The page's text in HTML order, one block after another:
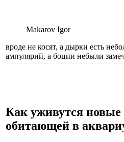
Makarov Igor
вроде не косят, а дырки есть
ампулярий, а боции небыли
Как уживутся новые
обитающей в